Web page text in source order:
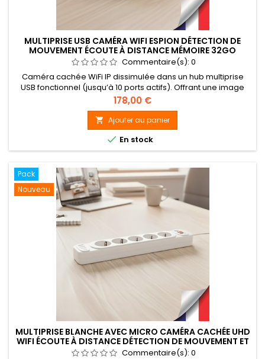
MULTIPRISE USB CAMÉRA WIFI ESPION DÉTECTION DE
MOUVEMENT ÉCOUTE À DISTANCE MÉMOIRE 32GO
Commentaire(s): 0
Caméra cachée WiFi IP dissimulée dans un hub multiprise
USB fonctionnel (jusqu’à 10 ports actifs). Offrant une image
UHD 4K en direct et un enregistrement vidéo Full HD 1080P,
cette caméra espion intègre un capteur 2 Mégapixels grand
angle 90° avec détection de mouvement et vision en basse
luminosité. Elle enregistre sur carte microSDHC jusqu’à
128Go...
Prix
178,00 €
 Ajouter au panier
 En stock
Pack
Nouveau
MULTIPRISE BLANCHE AVEC MICRO CAMÉRA CACHÉE UHD
WIFI ÉCOUTE À DISTANCE DÉTECTION DE MOUVEMENT ET
CARTE MÉMOIRE 128GO INCLUS
Commentaire(s): 0